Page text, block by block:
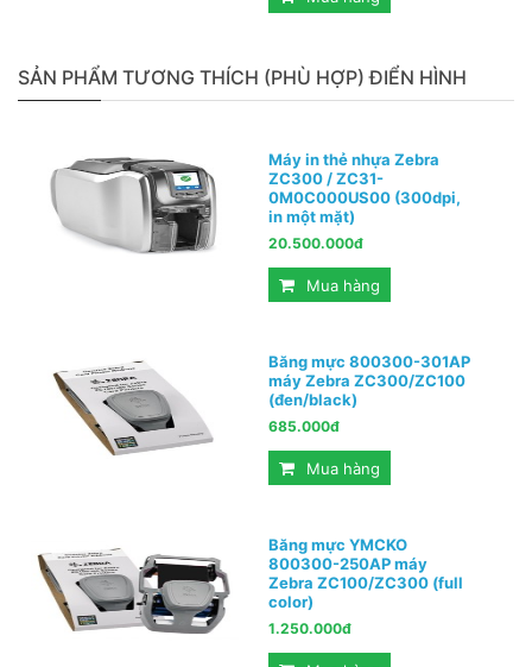
SẢN PHẨM TƯƠNG THÍCH (PHÙ HỢP) ĐIỂN HÌNH
Máy in thẻ nhựa Zebra
ZC300 / ZC31-
0M0C000US00 (300dpi,
in một mặt)
20.500.000đ
Mua hàng
Băng mực 800300-301AP
máy Zebra ZC300/ZC100
(đen/black)
685.000đ
Mua hàng
Băng mực YMCKO
800300-250AP máy
Zebra ZC100/ZC300 (full
color)
1.250.000đ